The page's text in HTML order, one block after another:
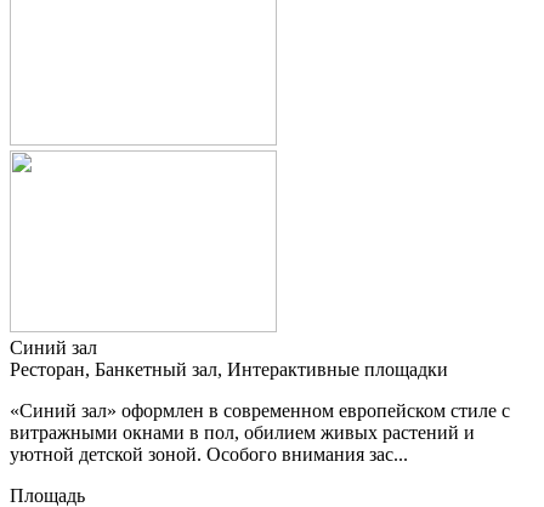
Синий зал
Ресторан, Банкетный зал, Интерактивные площадки
«Синий зал» оформлен в современном европейском стиле с
витражными окнами в пол, обилием живых растений и
уютной детской зоной. Особого внимания зас...
Площадь